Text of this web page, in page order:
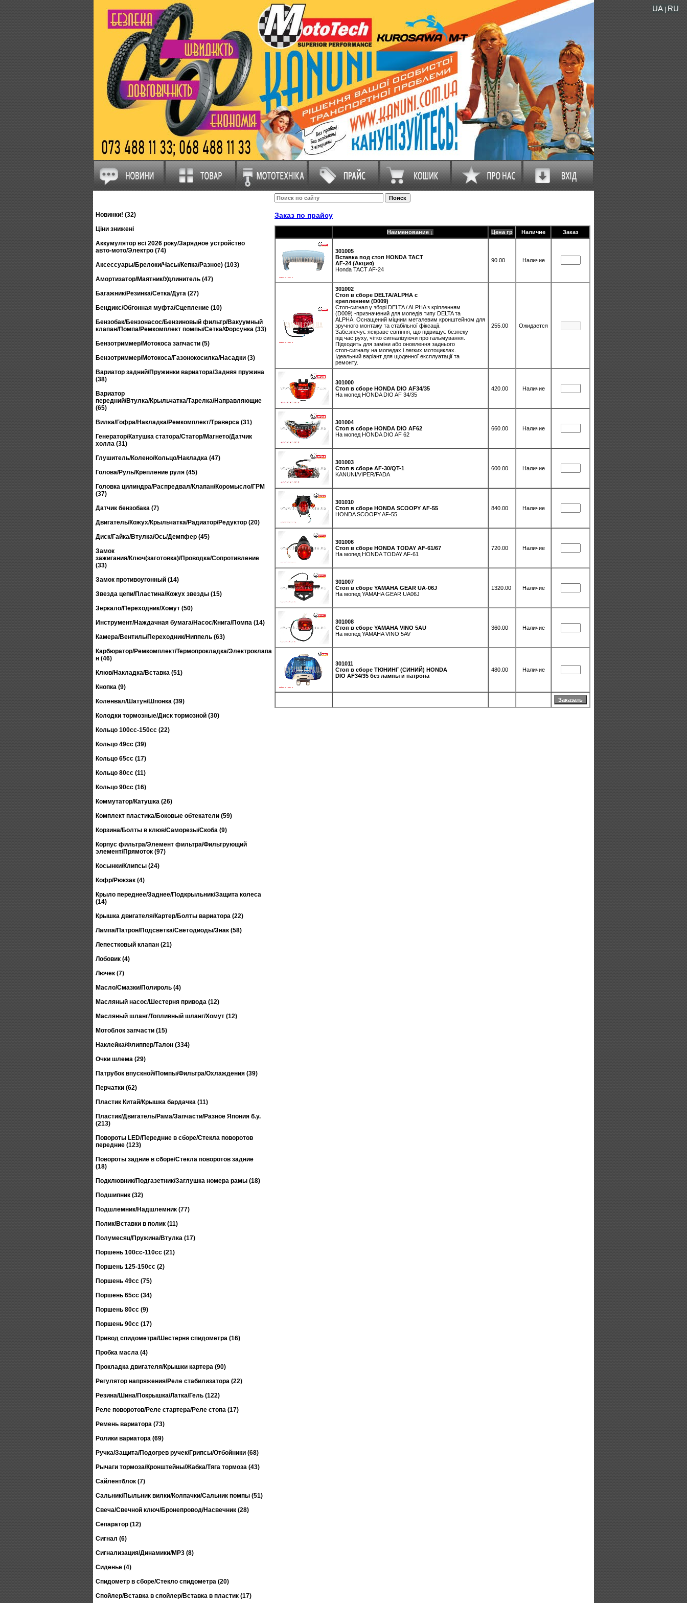
UA RU
Новинки! (32)
Ціни знижені
Аккумулятор всі 2026 року/Зарядное устройство
авто-мото/Электро (74)
Аксессуары/Брелоки/Часы/Кепка/Разное) (103)
Амортизатор/Маятник/Удлинитель (47)
Багажник/Резинка/Сетка/Дуга (27)
Бендикс/Обгонная муфта/Сцепление (10)
Бензобак/Бензонасос/Бензиновый фильтр/Вакуумный
клапан/Помпа/Ремкомплект помпы/Сетка/Форсунка (33)
Бензотриммер/Мотокоса запчасти (5)
Бензотриммер/Мотокоса/Газонокосилка/Насадки (3)
Вариатор задний/Пружинки вариатора/Задняя пружина
(38)
Вариатор
передний/Втулка/Крыльчатка/Тарелка/Направляющие
(65)
Вилка/Гофра/Накладка/Ремкомплект/Траверса (31)
Генератор/Катушка статора/Статор/Магнето/Датчик
холла (31)
Глушитель/Колено/Кольцо/Накладка (47)
Голова/Руль/Крепление руля (45)
Головка цилиндра/Распредвал/Клапан/Коромысло/ГРМ
(37)
Датчик бензобака (7)
Двигатель/Кожух/Крыльчатка/Радиатор/Редуктор (20)
Диск/Гайка/Втулка/Ось/Демпфер (45)
Замок
зажигания/Ключ(заготовка)/Проводка/Сопротивление
(33)
Замок противоугонный (14)
Звезда цепи/Пластина/Кожух звезды (15)
Зеркало/Переходник/Хомут (50)
Инструмент/Наждачная бумага/Насос/Книга/Помпа (14)
Камера/Вентиль/Переходник/Ниппель (63)
Карбюратор/Ремкомплект/Термопрокладка/Электроклапа
н (46)
Клюв/Накладка/Вставка (51)
Кнопка (9)
Коленвал/Шатун/Шпонка (39)
Колодки тормозные/Диск тормозной (30)
Кольцо 100сс-150сс (22)
Кольцо 49сс (39)
Кольцо 65сс (17)
Кольцо 80сс (11)
Кольцо 90сс (16)
Коммутатор/Катушка (26)
Комплект пластика/Боковые обтекатели (59)
Корзина/Болты в клюв/Саморезы/Скоба (9)
Корпус фильтра/Элемент фильтра/Фильтрующий
элемент/Прямоток (97)
Косынки/Клипсы (24)
Кофр/Рюкзак (4)
Крыло переднее/Заднее/Подкрыльник/Защита колеса
(14)
Крышка двигателя/Картер/Болты вариатора (22)
Лампа/Патрон/Подсветка/Светодиоды/Знак (58)
Лепестковый клапан (21)
Лобовик (4)
Лючек (7)
Масло/Смазки/Полироль (4)
Масляный насос/Шестерня привода (12)
Масляный шланг/Топливный шланг/Хомут (12)
Мотоблок запчасти (15)
Наклейка/Флиппер/Талон (334)
Очки шлема (29)
Патрубок впускной/Помпы/Фильтра/Охлаждения (39)
Перчатки (62)
Пластик Китай/Крышка бардачка (11)
Пластик/Двигатель/Рама/Запчасти/Разное Япония б.у.
(213)
Повороты LED/Передние в сборе/Стекла поворотов
передние (123)
Повороты задние в сборе/Стекла поворотов задние
(18)
Подклювник/Подгазетник/Заглушка номера рамы (18)
Подшипник (32)
Подшлемник/Надшлемник (77)
Полик/Вставки в полик (11)
Полумесяц/Пружина/Втулка (17)
Поршень 100сс-110сс (21)
Поршень 125-150сс (2)
Поршень 49сс (75)
Поршень 65сс (34)
Поршень 80сс (9)
Поршень 90сс (17)
Привод спидометра/Шестерня спидометра (16)
Пробка масла (4)
Прокладка двигателя/Крышки картера (90)
Регулятор напряжения/Реле стабилизатора (22)
Резина/Шина/Покрышка/Латка/Гель (122)
Реле поворотов/Реле стартера/Реле стопа (17)
Ремень вариатора (73)
Ролики вариатора (69)
Ручка/Защита/Подогрев ручек/Грипсы/Отбойники (68)
Рычаги тормоза/Кронштейны/Жабка/Тяга тормоза (43)
Сайлентблок (7)
Сальник/Пыльник вилки/Колпачки/Сальник помпы (51)
Свеча/Свечной ключ/Бронепровод/Насвечник (28)
Сепаратор (12)
Сигнал (6)
Сигнализация/Динамики/MP3 (8)
Сиденье (4)
Спидометр в сборе/Стекло спидометра (20)
Спойлер/Вставка в спойлер/Вставка в пластик (17)
Заказ по прайсу
Наименование ↓ Цена гр Наличие Заказ
301005
Вставка под стоп HONDA TACT
AF-24 (Акция)
Honda TACT AF-24
90.00 Наличие
301002
Стоп в сборе DELTA/ALPHA с
креплением (D009)
Стоп-сигнал у зборі DELTA / ALPHA з кріпленням
(D009) -призначений для мопедів типу DELTA та
ALPHA. Оснащений міцним металевим кронштейном для
зручного монтажу та стабільної фіксації.
Забезпечує яскраве світіння, що підвищує безпеку
під час руху, чітко сигналізуючи про гальмування.
Підходить для заміни або оновлення заднього
стоп-сигналу на мопедах і легких мотоциклах.
Ідеальний варіант для щоденної експлуатації та
ремонту.
255.00 Ожидается
301000
Стоп в сборе HONDA DIO AF34/35
На мопед HONDA DIO AF 34/35
420.00 Наличие
301004
Стоп в сборе HONDA DIO AF62
На мопед HONDA DIO AF 62
660.00 Наличие
301003
Стоп в сборе AF-30/QT-1
KANUNI/VIPER/FADA
600.00 Наличие
301010
Стоп в сборе HONDA SCOOPY AF-55
HONDA SCOOPY AF-55
840.00 Наличие
301006
Стоп в сборе HONDA TODAY AF-61/67
На мопед HONDA TODAY AF-61
720.00 Наличие
301007
Стоп в сборе YAMAHA GEAR UA-06J
На мопед YAMAHA GEAR UA06J
1320.00 Наличие
301008
Стоп в сборе YAMAHA VINO 5AU
На мопед YAMAHA VINO 5AV
360.00 Наличие
301011
Стоп в сборе ТЮНИНГ (СИНИЙ) HONDA
DIO AF34/35 без лампы и патрона
480.00 Наличие